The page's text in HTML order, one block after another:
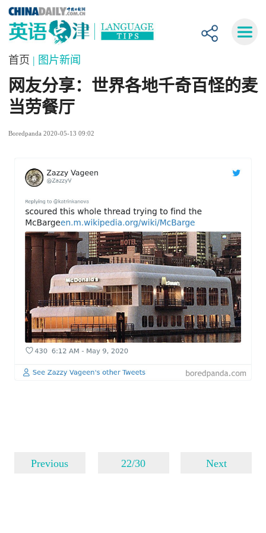
首页 | 图片新闻
网友分享：世界各地千奇百怪的麦
当劳餐厅
Boredpanda 2020-05-13 09:02
Previous 22/30 Next